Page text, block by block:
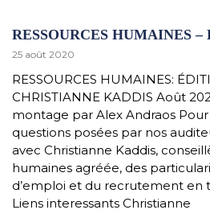
RESSOURCES HUMAINES
25 août 2020
RESSOURCES HUMAINES:
CHRISTIANNE KADDIS Août
montage par Alex Andraos
questions posées par nos
avec Christianne Kaddis,
humaines agréée, des
d’emploi et du recrutement en
Liens interessants Christianne